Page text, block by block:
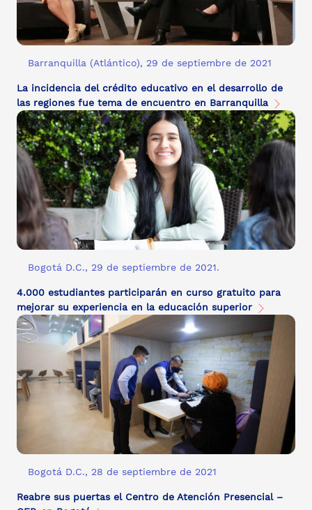
Barranquilla (Atlántico), 29 de septiembre de 2021
La incidencia del crédito educativo en el desarrollo de
las regiones fue tema de encuentro en Barranquilla
Bogotá D.C., 29 de septiembre de 2021.
4.000 estudiantes participarán en curso gratuito para
mejorar su experiencia en la educación superior
Bogotá D.C., 28 de septiembre de 2021
Reabre sus puertas el Centro de Atención Presencial –